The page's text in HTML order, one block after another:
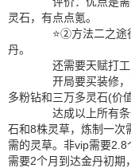
灵石，有点点氪。
⭐②方法二之途径
丹。
还需要天赋打工
开局要买装修，
多粉钻和三万多灵石(价
达成以上所有条
石和8株灵草，炼制一次
需的灵草。非vip需要
需要2个月到达金丹初期